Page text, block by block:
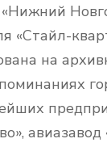
«Стайл-
на
авиазавод